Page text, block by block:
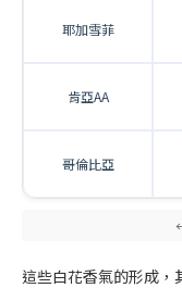
耶加雪菲
肯亞AA
哥倫比亞
這些白花香氣的形成，